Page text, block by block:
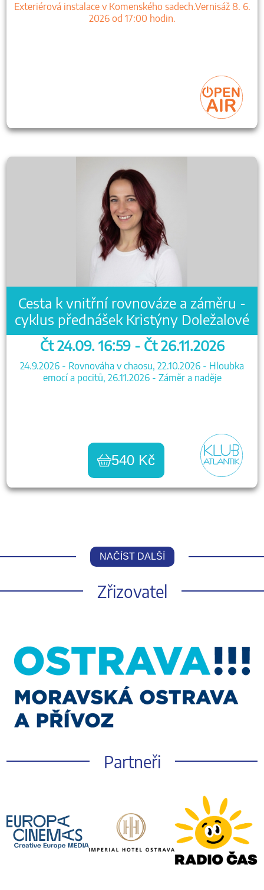
Exteriérová instalace v Komenského sadech.Vernisáž 8. 6.
2026 od 17:00 hodin.
Cesta k vnitřní rovnováze a záměru -
cyklus přednášek Kristýny Doležalové
Čt 24.09. 16:59 - Čt 26.11.2026
24.9.2026 - Rovnováha v chaosu, 22.10.2026 - Hloubka
emocí a pocitů, 26.11.2026 - Záměr a naděje
540 Kč
NAČÍST DALŠÍ
Zřizovatel
Partneři